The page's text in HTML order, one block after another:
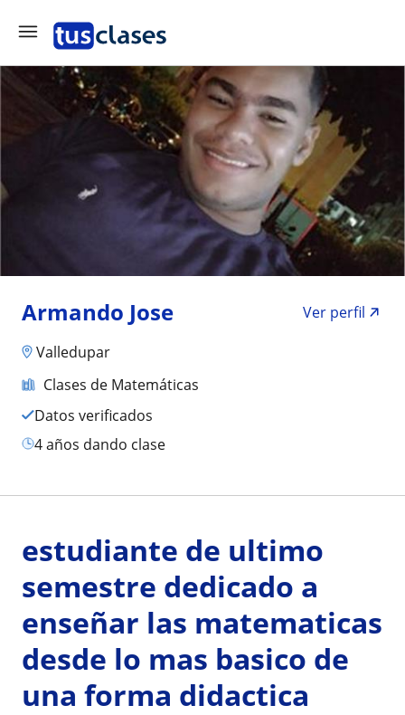
Armando Jose
Ver perfil
Valledupar
Clases de Matemáticas
Datos verificados
4 años dando clase
estudiante de ultimo
semestre dedicado a
enseñar las matematicas
desde lo mas basico de
una forma didactica